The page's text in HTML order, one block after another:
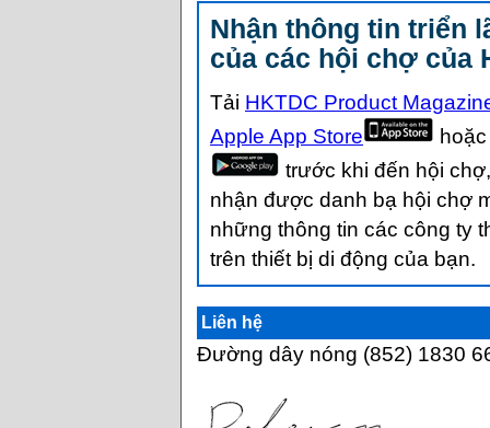
Nhận thông tin triển
của các hội chợ của
Tải HKTDC Product
Apple App Store
trước khi đến hội
nhận được danh bạ hội chợ
những thông tin các công ty
trên thiết bị di động của bạn.
Liên hệ
Đường dây nóng (852) 1830